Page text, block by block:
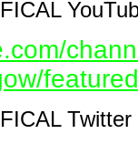
featured
Twitter